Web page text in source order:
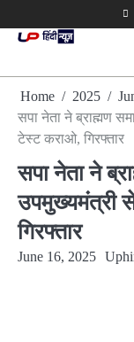
to
Home 2025
सपा नेता ने ब्राह्मण
टेस्ट कराओ, गिरफ्तार
सपा नेता ने
उपमुख्यमंत्री
गिरफ्तार
June 16, 2025